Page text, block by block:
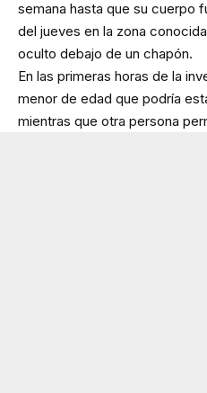
semana hasta que su cuerpo
del jueves en la zona
oculto debajo de un chapón.
En las primeras horas de la
menor de edad que podría
mientras que otra persona